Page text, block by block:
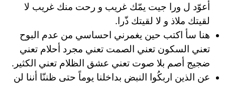
أعوّد ل ورا جيت يمّك غريب و رحت منك غريب لا
لقيتك ملاذ و لا لقيتك ذّرا.
هنا سأ اكتب حين يغمرني احساسي من عدم البوح
تعني السكون تعني الصمت تعني مجرد أحلام تعني
ضجيج أصم بلا صوت تعني عشق الظلام تعني الكثير.
عن الذين اربكُوا النبض بداخلنا يوماً حتى ظننّا أننا لن